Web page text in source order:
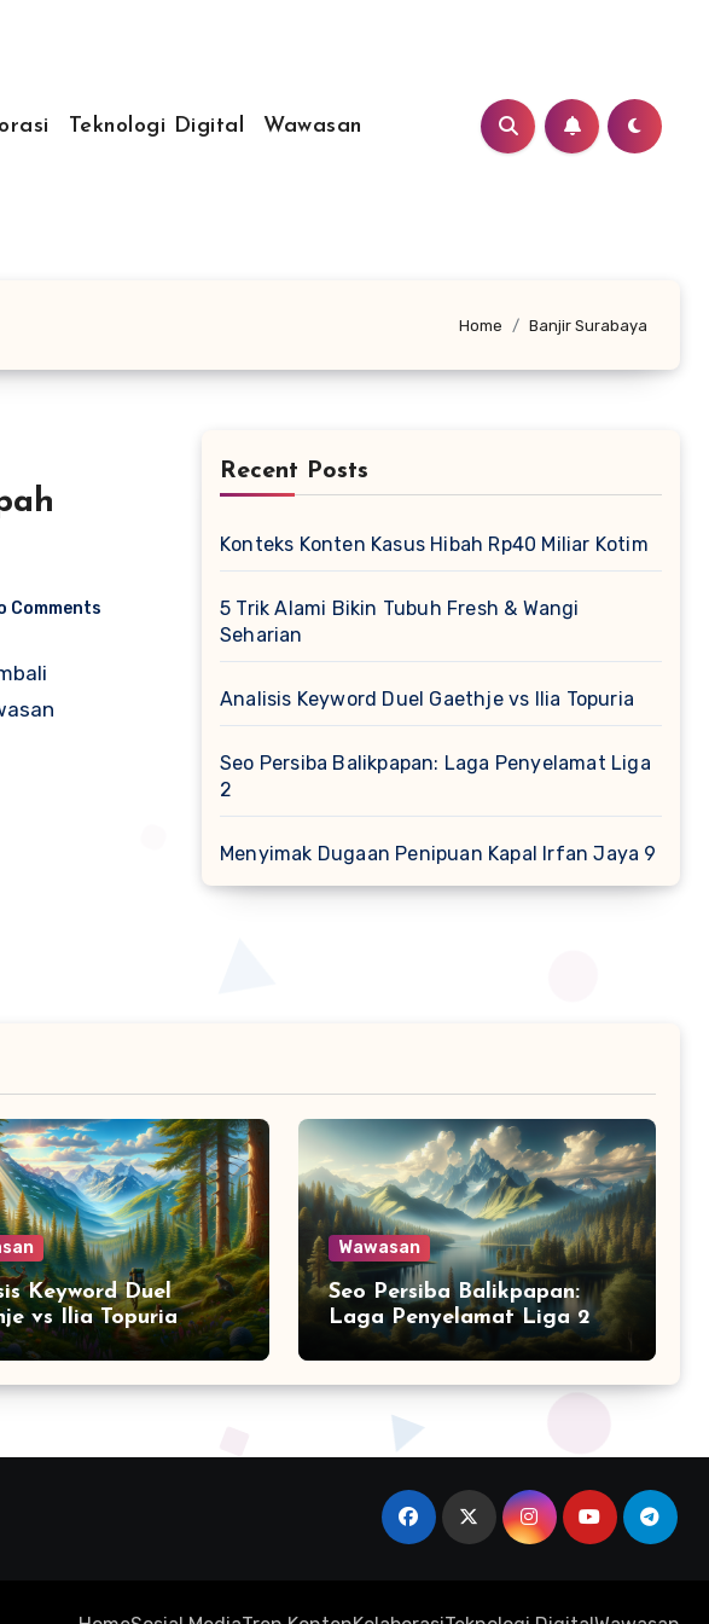
Teknologi Digital Wawasan
Home Banjir Surabaya
Comments
Recent Posts
Konteks Konten Kasus Hibah Rp40 Miliar Kotim
5 Trik Alami Bikin Tubuh Fresh & Wangi
Seharian
Analisis Keyword Duel Gaethje vs Ilia Topuria
Seo Persiba Balikpapan: Laga Penyelamat Liga
2
Menyimak Dugaan Penipuan Kapal Irfan Jaya 9
Keyword Duel
vs Ilia Topuria
Wawasan
Seo Persiba Balikpapan:
Laga Penyelamat Liga 2